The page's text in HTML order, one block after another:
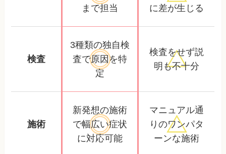
まで担当
に差が生じる
検査
3種類の独自検
査で原因を特
定
検査をせず説
明も不十分
施術
新発想の施術
で幅広い症状
に対応可能
マニュアル通
りのワンパタ
ーンな施術